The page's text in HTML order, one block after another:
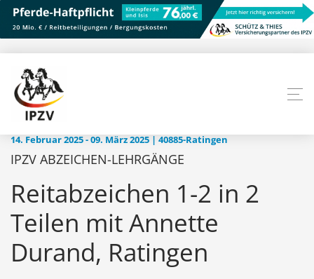
14. Februar 2025 - 09. März 2025 | 40885-Ratingen
IPZV ABZEICHEN-LEHRGÄNGE
Reitabzeichen 1-2 in 2
Teilen mit Annette
Durand, Ratingen